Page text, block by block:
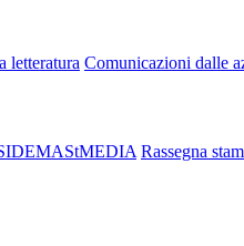
letteratura Comunicazioni dalle
Rassegna